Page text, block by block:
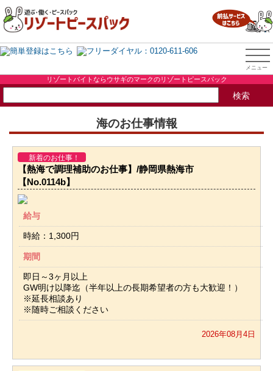
リゾートバイトならウサギのマークのリゾートピースパック
海のお仕事情報
新着のお仕事！
【熱海で調理補助のお仕事】/静岡県熱海市
【No.0114b】
給与
時給：1,300円
期間
即日～3ヶ月以上
GW明け以降迄（半年以上の長期希望者の方も大歓迎！）
※延長相談あり
※随時ご相談ください
2026年08月4日